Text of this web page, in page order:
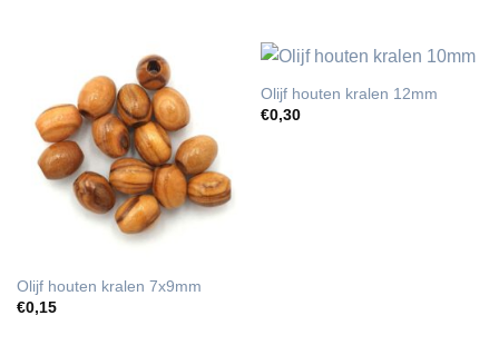
Olijf houten kralen 7x9mm
€0,15
Olijf houten kralen 12mm
€0,30